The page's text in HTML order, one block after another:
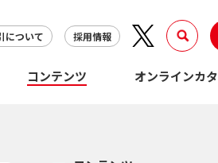
について 採用情報
コンテンツ オンラインカ